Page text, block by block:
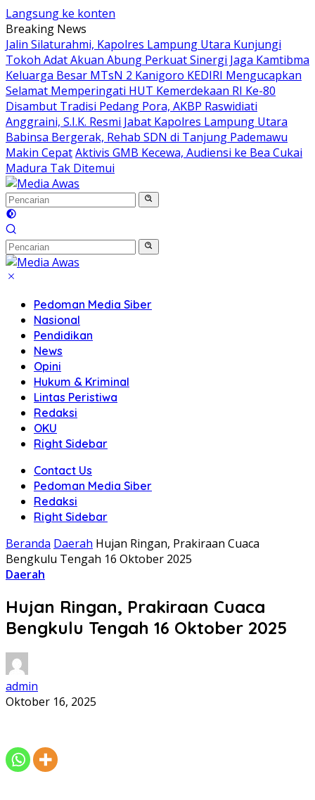
Langsung ke konten
Breaking News
Jalin Silaturahmi, Kapolres Lampung Utara Kunjungi
Tokoh Adat Akuan Abung Perkuat Sinergi Jaga Kamtibma
Keluarga Besar MTsN 2 Kanigoro KEDIRI Mengucapkan
Selamat Memperingati HUT Kemerdekaan RI Ke-80
Disambut Tradisi Pedang Pora, AKBP Raswidiati
Anggraini, S.I.K. Resmi Jabat Kapolres Lampung Utara
Babinsa Bergerak, Rehab SDN di Tanjung Pademawu
Makin CepatAktivis GMB Kecewa, Audiensi ke Bea Cukai
Madura Tak Ditemui
Pedoman Media Siber
Nasional
Pendidikan
News
Opini
Hukum & Kriminal
Lintas Peristiwa
Redaksi
OKU
Right Sidebar
Contact Us
Pedoman Media Siber
Redaksi
Right Sidebar
Beranda Daerah Hujan Ringan, Prakiraan Cuaca
Bengkulu Tengah 16 Oktober 2025
Daerah
Hujan Ringan, Prakiraan Cuaca
Bengkulu Tengah 16 Oktober 2025
admin
Oktober 16, 2025